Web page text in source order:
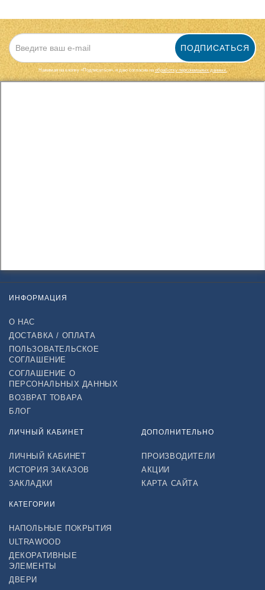
ПОДПИСАТЬСЯ
Нажимая на кнопку «Подписаться», я даю cогласие наобработку персональных данных.
ИНФОРМАЦИЯ
О НАС
ДОСТАВКА / ОПЛАТА
ПОЛЬЗОВАТЕЛЬСКОЕ
СОГЛАШЕНИЕ
СОГЛАШЕНИЕ О
ПЕРСОНАЛЬНЫХ ДАННЫХ
ВОЗВРАТ ТОВАРА
БЛОГ
ЛИЧНЫЙ КАБИНЕТ
ЛИЧНЫЙ КАБИНЕТ
ИСТОРИЯ ЗАКАЗОВ
ЗАКЛАДКИ
ДОПОЛНИТЕЛЬНО
ПРОИЗВОДИТЕЛИ
АКЦИИ
КАРТА САЙТА
КАТЕГОРИИ
НАПОЛЬНЫЕ ПОКРЫТИЯ
ULTRAWOOD
ДЕКОРАТИВНЫЕ
ЭЛЕМЕНТЫ
ДВЕРИ